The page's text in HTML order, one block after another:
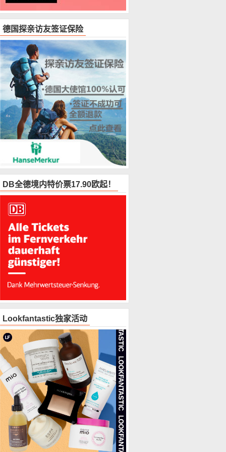
德国探亲访友签证保险
DB全德境内特价票17.90欧起！
Lookfantastic独家活动